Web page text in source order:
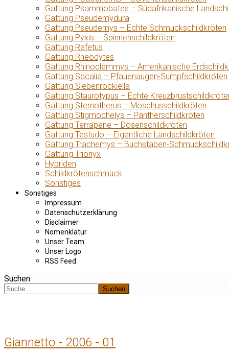
Gattung Psammobates – Südafrikanische
Gattung Pseudemydura
Gattung Pseudemys – Echte Schmuckschildkröten
Gattung Pyxis – Spinnenschildkröten
Gattung Rafetus
Gattung Rheodytes
Gattung Rhinoclemmys – Amerikanische
Gattung Sacalia – Pfauenaugen-Sumpfschildkröten
Gattung Siebenrockiella
Gattung Staurotypus – Echte
Gattung Sternotherus – Moschusschildkröten
Gattung Stigmochelys – Pantherschildkröten
Gattung Terrapene – Dosenschildkröten
Gattung Testudo – Eigentliche Landschildkröten
Gattung Trachemys – Buchstaben-
Gattung Trionyx
Hybriden
Schildkrötenschmuck
Sonstiges
Sonstiges
Impressum
Datenschutzerklärung
Disclaimer
Nomenklatur
Unser Team
Unser Logo
RSS Feed
Suchen
Suchen
Giannetto - 2006 - 01